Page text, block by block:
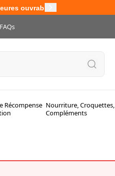
ouvrables
FAQs
Récompense Nourriture, Croquettes,
Compléments